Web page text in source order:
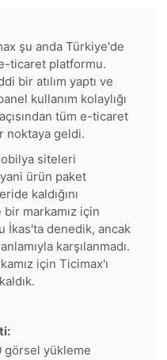
şu anda Türkiye'de
ticaret platformu.
bir atılım yaptı ve
kullanım kolaylığı
tüm e-ticaret
noktaya geldi.
siteleri
yani ürün paket
kaldığını
markamız için
İkas'ta denedik, ancak
karşılanmadı.
için Ticimax'ı
görsel yükleme